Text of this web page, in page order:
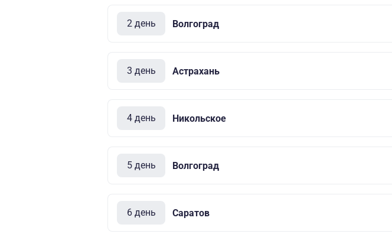
2 день Волгоград
3 день Астрахань
4 день Никольское
5 день Волгоград
6 день Саратов